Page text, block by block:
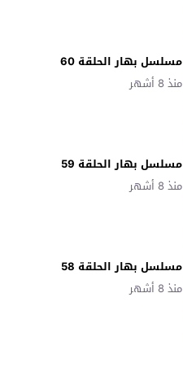
مسلسل بهار الحلقة 60
منذ 8 أشهر
مسلسل بهار الحلقة 59
منذ 8 أشهر
مسلسل بهار الحلقة 58
منذ 8 أشهر